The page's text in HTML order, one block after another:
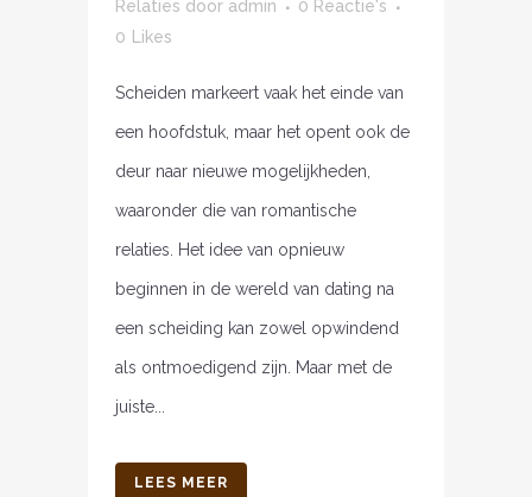
Relaties door admin
0 Reactie's
0
Likes
Scheiden markeert vaak het einde van
een hoofdstuk, maar het opent ook de
deur naar nieuwe mogelijkheden,
waaronder die van romantische
relaties. Het idee van opnieuw
beginnen in de wereld van dating na
een scheiding kan zowel opwindend
als ontmoedigend zijn. Maar met de
juiste...
LEES MEER